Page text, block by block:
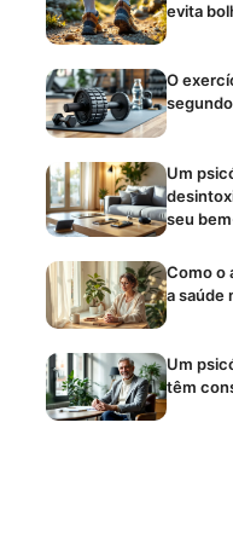
evita
O
Um
seu
Como o
a saúde
Um
têm